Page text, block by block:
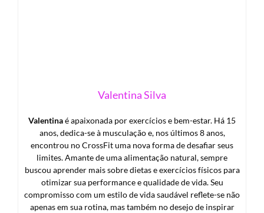
Valentina Silva
Valentinaé apaixonada por exercícios e bem-estar. Há 15
anos, dedica-se à musculação e, nos últimos 8 anos,
encontrou no CrossFit uma nova forma de desafiar seus
limites. Amante de uma alimentação natural, sempre
buscou aprender mais sobre dietas e exercícios físicos para
otimizar sua performance e qualidade de vida. Seu
compromisso com um estilo de vida saudável reflete-se não
apenas em sua rotina, mas também no desejo de inspirar